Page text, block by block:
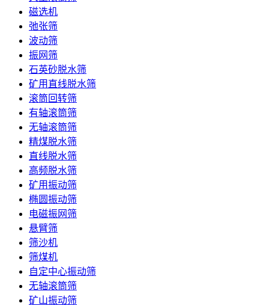
磁选机
弛张筛
波动筛
振网筛
石英砂脱水筛
矿用直线脱水筛
滚筒回转筛
有轴滚筒筛
无轴滚筒筛
精煤脱水筛
直线脱水筛
高频脱水筛
矿用振动筛
椭圆振动筛
电磁振网筛
悬臂筛
筛沙机
筛煤机
自定中心振动筛
无轴滚筒筛
矿山振动筛